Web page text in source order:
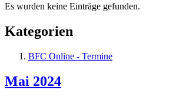
Es wurden keine Einträge gefunden.
Kategorien
BFC Online - Termine
Mai 2024